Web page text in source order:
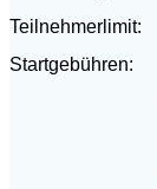
Teilnehmerlimit:
Startgebühren:
SV
bei